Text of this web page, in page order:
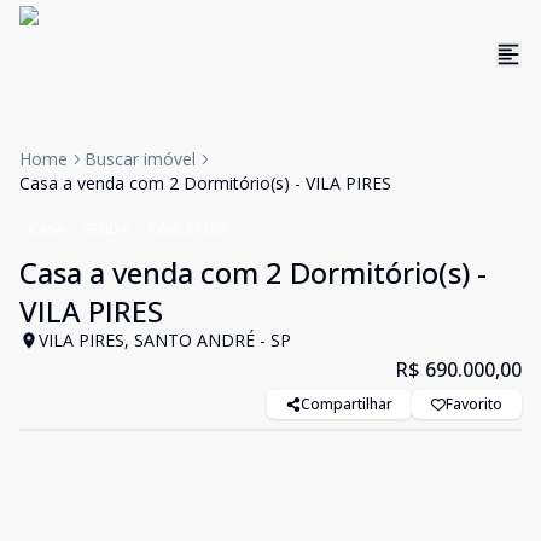
Home
Buscar imóvel
Casa a venda com 2 Dormitório(s) - VILA PIRES
Casa a venda com 2 Dormitório(s) -
VILA PIRES
VILA PIRES, SANTO ANDRÉ - SP
R$ 690.000,00
Compartilhar Favorito